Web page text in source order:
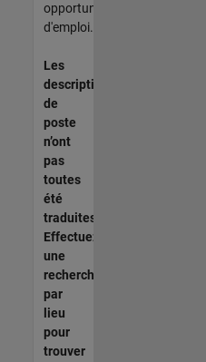
opportunités
d'emploi.
Les
descriptions
de
poste
n’ont
pas
toutes
été
traduites.
Effectuez
une
recherche
par
lieu
pour
trouver